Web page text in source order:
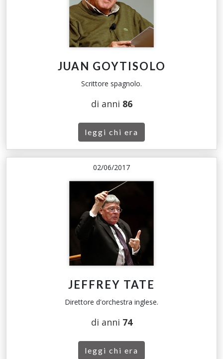
JUAN GOYTISOLO
Scrittore spagnolo.
di anni 86
leggi chi era
02/06/2017
JEFFREY TATE
Direttore d'orchestra inglese.
di anni 74
leggi chi era